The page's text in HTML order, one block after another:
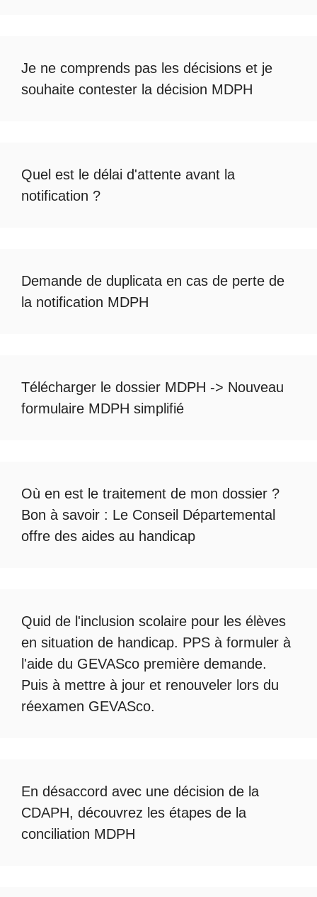
Je ne comprends pas les décisions et je
souhaite contester la décision MDPH
Quel est le délai d'attente avant la
notification ?
Demande de duplicata en cas de perte de
la notification MDPH
Télécharger le dossier MDPH -> Nouveau
formulaire MDPH simplifié
Où en est le traitement de mon dossier ?
Bon à savoir : Le Conseil Départemental
offre des aides au handicap
Quid de l'inclusion scolaire pour les élèves
en situation de handicap. PPS à formuler à
l'aide du GEVASco première demande.
Puis à mettre à jour et renouveler lors du
réexamen GEVASco.
En désaccord avec une décision de la
CDAPH, découvrez les étapes de la
conciliation MDPH